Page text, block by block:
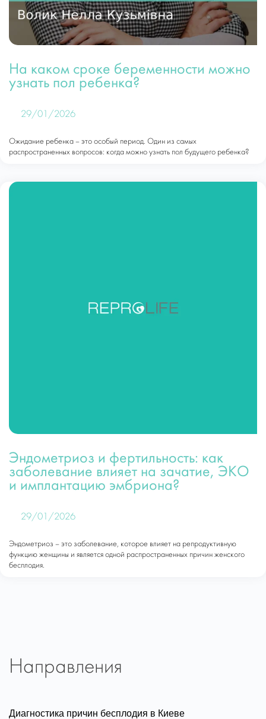
На каком сроке беременности можно
узнать пол ребенка?
29/01/2026
Ожидание ребенка – это особый период. Один из самых
распространенных вопросов: когда можно узнать пол будущего ребенка?
Эндометриоз и фертильность: как
заболевание влияет на зачатие, ЭКО
и имплантацию эмбриона?
29/01/2026
Эндометриоз – это заболевание, которое влияет на репродуктивную
функцию женщины и является одной распространенных причин женского
бесплодия.
Направления
Диагностика причин бесплодия в Киеве